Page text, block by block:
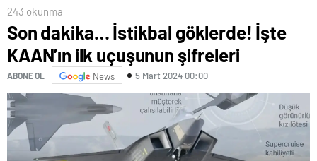
243 okunma
Son dakika… İstikbal göklerde! İşte
KAAN’ın ilk uçuşunun şifreleri
ABONE OL News 5 Mart 2024 00:00